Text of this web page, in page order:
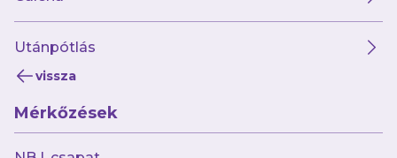
Utánpótlás
vissza
Mérkőzések
2026.08.07
Hazai pályán, az Astra ellen kezdi az új